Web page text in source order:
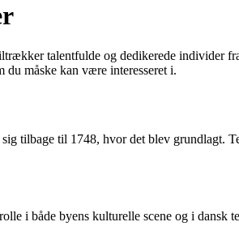
talentfulde og dedikerede individer
du måske kan være interesseret i.
tilbage til 1748, hvor det blev grundlagt.
i både byens kulturelle scene og i dansk